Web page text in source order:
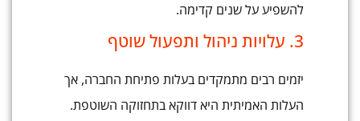
להשפיע על שנים קדימה.
3. עלויות ניהול ותפעול שוטף
יזמים רבים מתמקדים בעלות פתיחת החברה, אך
העלות האמיתית היא דווקא בתחזוקה השוטפת.